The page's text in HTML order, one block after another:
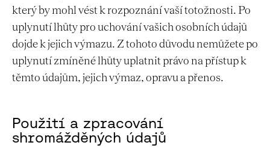
který by mohl vést k rozpoznání vaší totožnosti. Po
uplynutí lhůty pro uchování vašich osobních údajů
dojde k jejich výmazu. Z tohoto důvodu nemůžete po
uplynutí zmíněné lhůty uplatnit právo na přístup k
těmto údajům, jejich výmaz, opravu a přenos.
Použití a zpracování
shromážděných údajů